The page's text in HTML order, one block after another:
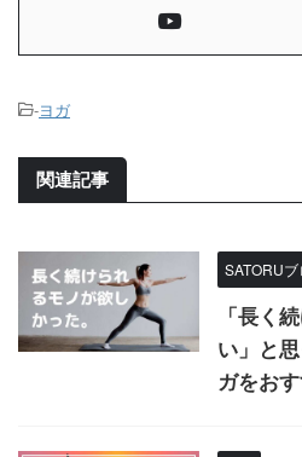
-ヨガ
関連記事
SATORU
「長く
い」と
ガをお